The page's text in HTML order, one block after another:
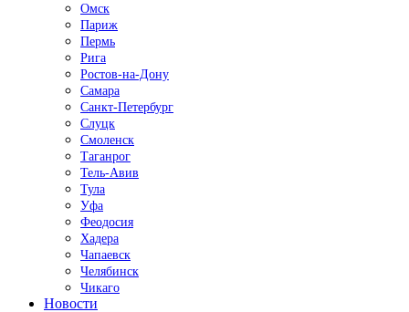
Омск
Париж
Пермь
Рига
Ростов-на-Дону
Самара
Санкт-Петербург
Слуцк
Смоленск
Таганрог
Тель-Авив
Тула
Уфа
Феодосия
Хадера
Чапаевск
Челябинск
Чикаго
Новости